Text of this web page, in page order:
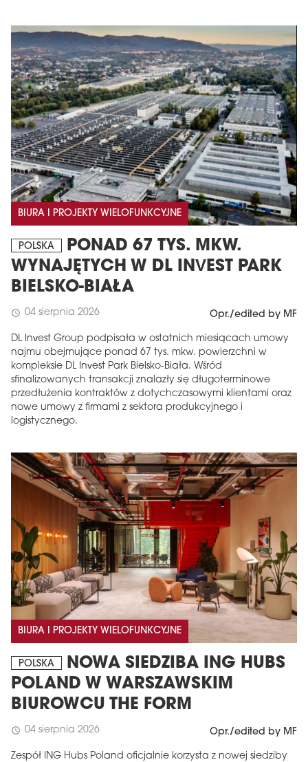
BIURA I PROJEKTY WIELOFUNKCYJNE
POLSKA
PONAD 67 TYS. MKW.
WYNAJĘTYCH W DL INVEST PARK
BIELSKO-BIAŁA
schedule 04 sierpnia 2026 Opr./edited by MF
DL Invest Group podpisała w ostatnich miesiącach umowy
najmu obejmujące ponad 67 tys. mkw. powierzchni w
kompleksie DL Invest Park Bielsko-Biała. Wśród
sfinalizowanych transakcji znalazły się długoterminowe
przedłużenia kontraktów z dotychczasowymi klientami oraz
nowe umowy z firmami z sektora produkcyjnego i
logistycznego.
BIURA I PROJEKTY WIELOFUNKCYJNE
POLSKA
NOWA SIEDZIBA ING HUBS
POLAND W WARSZAWSKIM
BIUROWCU THE FORM
schedule 04 sierpnia 2026 Opr./edited by MF
Zespół ING Hubs Poland oficjalnie korzysta z nowej siedziby